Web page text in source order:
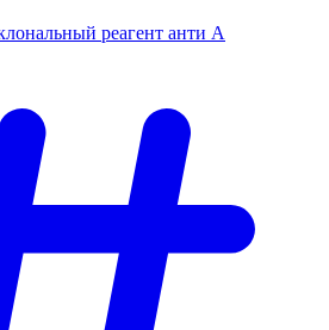
реагент анти А